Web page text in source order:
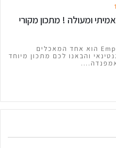
ומעולה ! מתכון מקורי
אמפנדס אמפנדס –Empanadas הוא אחד המאכלים
והבאנו לכם מתכון מיוחד
אמפנדה.…